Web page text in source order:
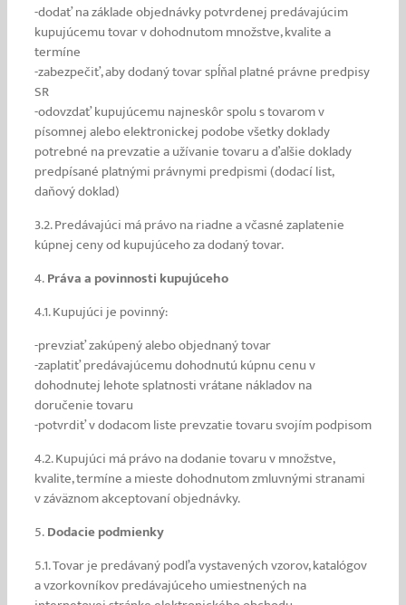
-dodať na základe objednávky potvrdenej predávajúcim
kupujúcemu tovar v dohodnutom množstve, kvalite a
termíne
-zabezpečiť, aby dodaný tovar spĺňal platné právne predpisy
SR
-odovzdať kupujúcemu najneskôr spolu s tovarom v
písomnej alebo elektronickej podobe všetky doklady
potrebné na prevzatie a užívanie tovaru a ďalšie doklady
predpísané platnými právnymi predpismi (dodací list,
daňový doklad)
3.2. Predávajúci má právo na riadne a včasné zaplatenie
kúpnej ceny od kupujúceho za dodaný tovar.
4.Práva a povinnosti kupujúceho
4.1. Kupujúci je povinný:
-prevziať zakúpený alebo objednaný tovar
-zaplatiť predávajúcemu dohodnutú kúpnu cenu v
dohodnutej lehote splatnosti vrátane nákladov na
doručenie tovaru
-potvrdiť v dodacom liste prevzatie tovaru svojím podpisom
4.2. Kupujúci má právo na dodanie tovaru v množstve,
kvalite, termíne a mieste dohodnutom zmluvnými stranami
v záväznom akceptovaní objednávky.
5.Dodacie podmienky
5.1. Tovar je predávaný podľa vystavených vzorov, katalógov
a vzorkovníkov predávajúceho umiestnených na